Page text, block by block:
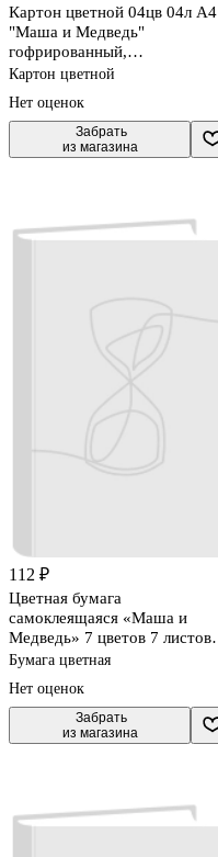
Картон цветной 04цв 04л А4
"Маша и Медведь"
гофрированный,
перламутровый, ассорти,
Картон цветной
Нет оценок
Забрать
из магазина
112 ₽
Цветная бумага
самоклеящаяся «Маша и
Медведь» 7 цветов 7 листов
А4, флюоресцентная,
Бумага цветная
Нет оценок
Забрать
из магазина